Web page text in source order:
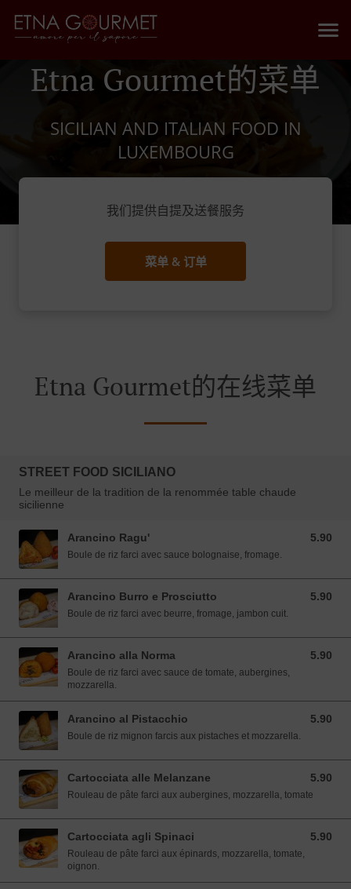
Etna Gourmet的菜单
SICILIAN AND ITALIAN FOOD IN
LUXEMBOURG
我们提供自提及送餐服务
菜单 & 订单
Etna Gourmet的在线菜单
STREET FOOD SICILIANO
Le meilleur de la tradition de la renommée table chaude
sicilienne
Arancino Ragu' 5.90
5.90 EUR
Boule de riz farci avec sauce bolognaise, fromage.
Arancino Burro e Prosciutto 5.90
5.90 EUR
Boule de riz farci avec beurre, fromage, jambon cuit.
Arancino alla Norma 5.90
5.90 EUR
Boule de riz farci avec sauce de tomate, aubergines,
mozzarella.
Arancino al Pistacchio 5.90
5.90 EUR
Boule de riz mignon farcis aux pistaches et mozzarella.
Cartocciata alle Melanzane 5.90
5.90 EUR
Rouleau de pâte farci aux aubergines, mozzarella, tomate
Cartocciata agli Spinaci 5.90
5.90 EUR
Rouleau de pâte farci aux épinards, mozzarella, tomate,
oignon.